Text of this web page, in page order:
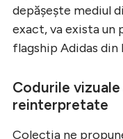
depășește mediul
exact, va exista un
flagship Adidas din
Codurile
reinterpretate
Colecția ne